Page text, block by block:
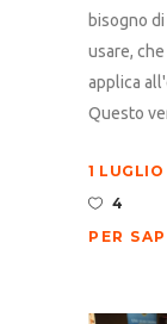
bisogno
usare,
applica
Questo
1 LUGLIO
4
PER